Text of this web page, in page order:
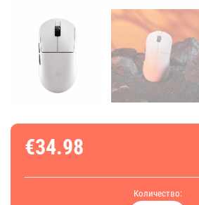
€34.98
Количество: